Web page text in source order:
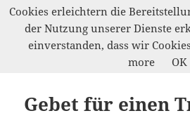
Werkelwald
Gebet für einen
Cookies erleichtern die
der Nutzung unserer Dienste
einverstanden, dass wir
more
OK